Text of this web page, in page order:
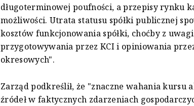
długoterminowej poufności, a przepisy rynku
możliwości. Utrata statusu spółki publicznej
kosztów funkcjonowania spółki, choćby z
przygotowywania przez KCI i opiniowania
okresowych".
Zarząd podkreślił, że "znaczne wahania kursu
źródeł w faktycznych zdarzeniach